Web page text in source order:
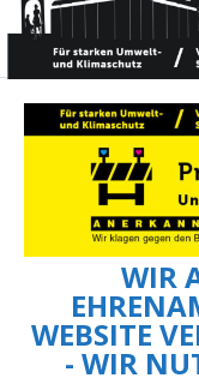
WIR
WEBSITE
- WIR